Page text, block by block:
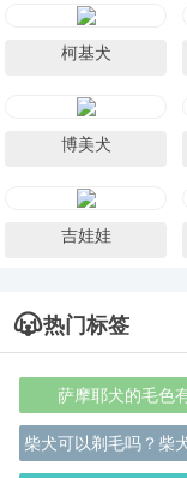
柯基犬
博美犬
吉娃娃
热门标签
萨摩耶犬的毛色
柴犬可以剃毛吗？柴